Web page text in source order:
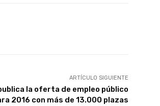
ARTÍCULO SIGUIENTE
publica la oferta de empleo público
2016 con más de 13.000 plazas